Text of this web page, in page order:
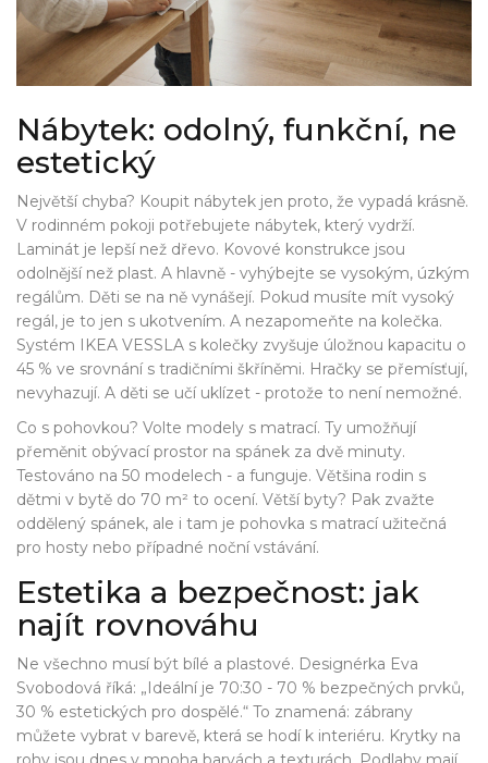
Nábytek: odolný, funkční, ne
estetický
Největší chyba? Koupit nábytek jen proto, že vypadá krásně.
V rodinném pokoji potřebujete nábytek, který vydrží.
Laminát je lepší než dřevo. Kovové konstrukce jsou
odolnější než plast. A hlavně - vyhýbejte se vysokým, úzkým
regálům. Děti se na ně vynášejí. Pokud musíte mít vysoký
regál, je to jen s ukotvením. A nezapomeňte na kolečka.
Systém IKEA VESSLA s kolečky zvyšuje úložnou kapacitu o
45 % ve srovnání s tradičními škříněmi. Hračky se přemísťují,
nevyhazují. A děti se učí uklízet - protože to není nemožné.
Co s pohovkou? Volte modely s matrací. Ty umožňují
přeměnit obývací prostor na spánek za dvě minuty.
Testováno na 50 modelech - a funguje. Většina rodin s
dětmi v bytě do 70 m² to ocení. Větší byty? Pak zvažte
oddělený spánek, ale i tam je pohovka s matrací užitečná
pro hosty nebo případné noční vstávání.
Estetika a bezpečnost: jak
najít rovnováhu
Ne všechno musí být bílé a plastové. Designérka Eva
Svobodová říká: „Ideální je 70:30 - 70 % bezpečných prvků,
30 % estetických pro dospělé.“ To znamená: zábrany
můžete vybrat v barevě, která se hodí k interiéru. Krytky na